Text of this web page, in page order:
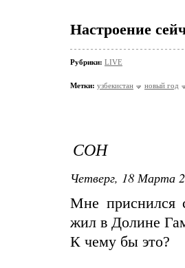
Настроение
Рубрики: LIVE
Метки: узбекистан новый год
СОН
Четверг, 18 Марта
Мне приснился
жил в Долине
К чему бы это?